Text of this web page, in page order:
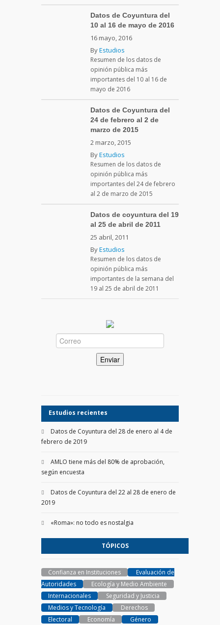
Datos de Coyuntura del
10 al 16 de mayo de 2016
16 mayo, 2016
ByEstudios
Resumen de los datos de
opinión pública más
importantes del 10 al 16 de
mayo de 2016
Datos de Coyuntura del
24 de febrero al 2 de
marzo de 2015
2 marzo, 2015
ByEstudios
Resumen de los datos de
opinión pública más
importantes del 24 de febrero
al 2 de marzo de 2015
Datos de coyuntura del 19
al 25 de abril de 2011
25 abril, 2011
ByEstudios
Resumen de los datos de
opinión pública más
importantes de la semana del
19 al 25 de abril de 2011
Estudios recientes
Datos de Coyuntura del 28 de enero al 4 de
febrero de 2019
AMLO tiene más del 80% de aprobación,
según encuesta
Datos de Coyuntura del 22 al 28 de enero de
2019
«Roma»: no todo es nostalgia
TÓPICOS
Confianza en Instituciones
Evaluación de
Autoridades
Ecología y Medio Ambiente
Internacionales
Seguridad y Justicia
Medios y Tecnología
Derechos
Electoral
Economía Género